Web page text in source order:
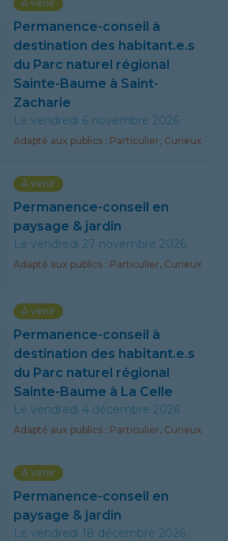
À venir
Permanence-conseil à
destination des habitant.e.s
du Parc naturel régional
Sainte-Baume à Saint-
Zacharie
Le vendredi 6 novembre 2026
Adapté aux publics : Particulier, Curieux
À venir
Permanence-conseil en
paysage & jardin
Le vendredi 27 novembre 2026
Adapté aux publics : Particulier, Curieux
À venir
Permanence-conseil à
destination des habitant.e.s
du Parc naturel régional
Sainte-Baume à La Celle
Le vendredi 4 décembre 2026
Adapté aux publics : Particulier, Curieux
À venir
Permanence-conseil en
paysage & jardin
Le vendredi 18 décembre 2026